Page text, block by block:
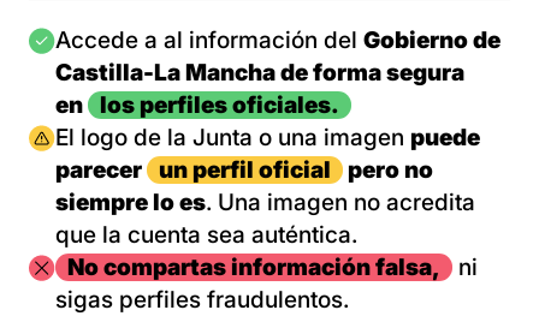
Imagen
Accede a al información del Gobierno de
Castilla-La Mancha de forma segura
en
los perfiles oficiales.
Imagen
El logo de la Junta o una imagen puede
parecer
un perfil oficial
pero no
siempre lo es. Una imagen no acredita
que la cuenta sea auténtica.
ImagenNo compartas información falsa,
ni
sigas perfiles fraudulentos.